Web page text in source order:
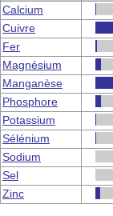
Calcium
Cuivre
Fer
Magnésium
Manganèse
Phosphore
Potassium
Sélénium
Sodium
Sel
Zinc